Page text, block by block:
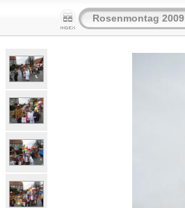
Rosenmontag 2009